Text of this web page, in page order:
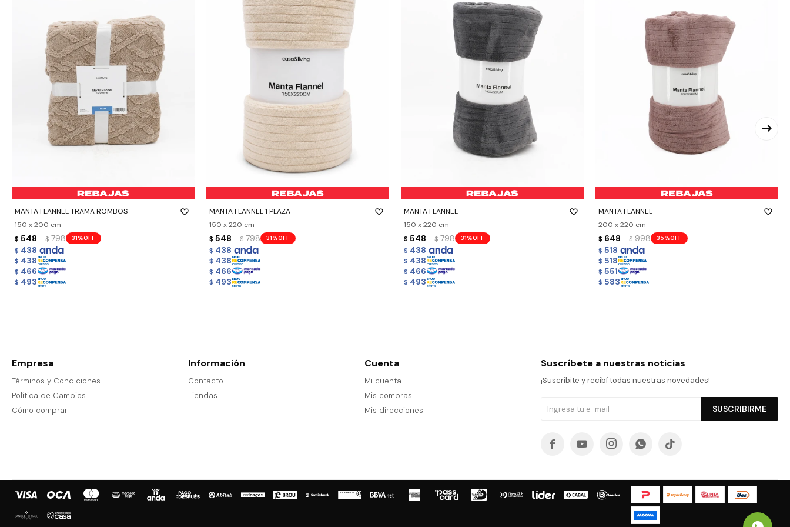
MANTA FLANNEL TRAMA ROMBOS
150 x 200 cm
$ 548 $ 798 31
$ 438
$ 438
$ 466
$ 493
- +
MANTA FLANNEL 1 PLAZA
150 x 220 cm
$ 548 $ 798 31
$ 438
$ 438
$ 466
$ 493
- +
MANTA FLANNEL
150 x 220 cm
$ 548 $ 798 31
$ 438
$ 438
$ 466
$ 493
- +
MANTA FLANNEL
200 x 220 cm
$ 648 $ 998 35
$ 518
$ 518
$ 551
$ 583
- +
Empresa
Términos y Condiciones
Política de Cambios
Cómo comprar
Información
Contacto
Tiendas
Cuenta
Mi cuenta
Mis compras
Mis direcciones
Suscríbete a nuestras noticias
¡Suscribite y recibí todas nuestras novedades!
SUSCRIBIRME
    